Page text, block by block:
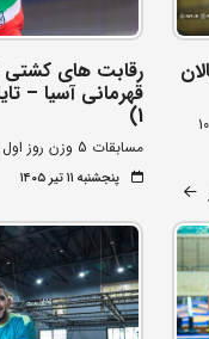
خانه کشتی شهید مصطفی صدرزاده - چهارشنبه 10
رقابت های کشتی
قهرمانی آسیا –
1)
مسابقات 5 وزن روز اول - پهارشنبه 10 تیرماه
پنجشنبه ۱۱ تیر ۱۴۰۵